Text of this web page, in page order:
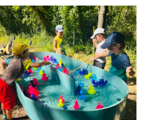
a
plusieurs
variations.
Les
options